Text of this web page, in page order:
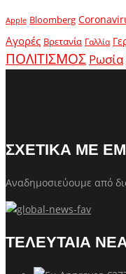
Apple Bloomberg
Αγορές Βρετανία Γαλλία
ΠΟΛΙΤΙΣΜΟΣ Ρωσία
ΣΧΕΤΙΚΑ ΜΕ
Αναδημοσιεύουμε από
ΤΕΛΕΥΤΑΙΑ